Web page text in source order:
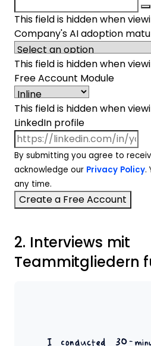
This field is hidden when
Company's AI adoption
This field is hidden when
Free Account Module
This field is hidden when
LinkedIn profile
By submitting you agree to
acknowledge our Privacy Policy.
any time.
2. Interviews mit
Teammitgliedern